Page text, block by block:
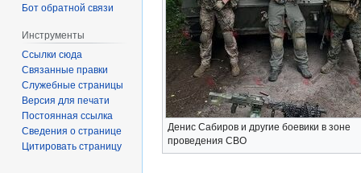
Денис Сабиров и другие боевики в зоне
проведения СВО
Бот обратной связи
Инструменты
Ссылки сюда
Связанные правки
Служебные страницы
Версия для печати
Постоянная ссылка
Сведения о странице
Цитировать страницу